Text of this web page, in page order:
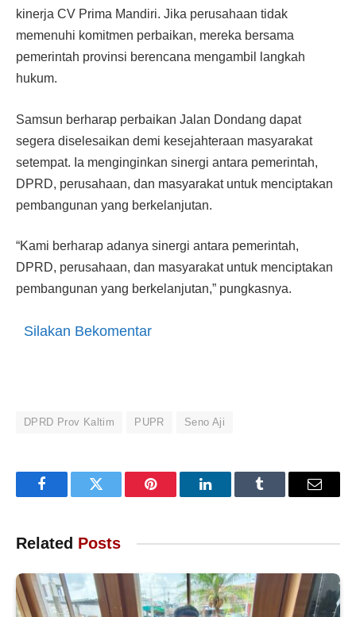
kinerja CV Prima Mandiri. Jika perusahaan tidak
memenuhi komitmen perbaikan, mereka bersama
pemerintah provinsi berencana mengambil langkah
hukum.
Samsun berharap perbaikan Jalan Dondang dapat
segera diselesaikan demi kesejahteraan masyarakat
setempat. Ia menginginkan sinergi antara pemerintah,
DPRD, perusahaan, dan masyarakat untuk menciptakan
pembangunan yang berkelanjutan.
“Kami berharap adanya sinergi antara pemerintah,
DPRD, perusahaan, dan masyarakat untuk menciptakan
pembangunan yang berkelanjutan,” pungkasnya.
Silakan Bekomentar
DPRD Prov Kaltim PUPR Seno Aji
FacebookTwitter Pinterest LinkedInTumblr Email
Related Posts